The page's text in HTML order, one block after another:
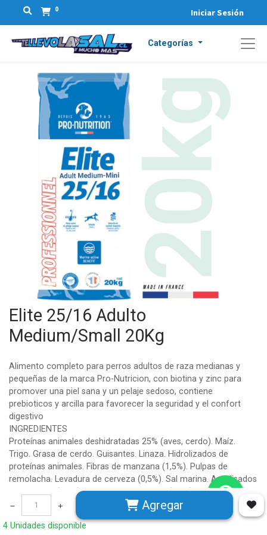
0 Iniciar Sesión
Categorías
Elite 25/16 Adulto
Medium/Small 20Kg
Alimento completo para perros adultos de raza medianas y
pequeñas de la marca Pro-Nutricion, con biotina y zinc para
promover una piel sana y un pelaje sedoso, contiene
prebioticos y arcilla para favorecer la seguridad y el confort
digestivo
INGREDIENTES
Proteínas animales deshidratadas 25% (aves, cerdo). Maíz.
Trigo. Grasa de cerdo. Guisantes. Linaza. Hidrolizados de
proteínas animales. Fibras de manzana (1,5%). Pulpas de
remolacha. Levadura de cerveza (0,5%). Sal marina. Autolisados
de pescado (0,3%). Fructooligosacáridos (0,1%). Extractos de
levadura (0,04%) (Saccharomyces cerevisiae, Ciberlindera
Jadini). Yuca. Vitaminas y oligoelementos.
Agregar
4 Unidades disponible